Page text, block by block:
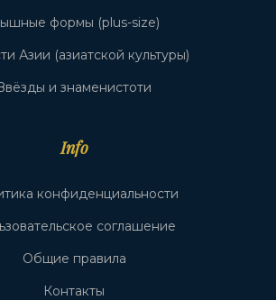
формы (plus-size)
Азии (азиатской культуры)
и знаменистоти
Info
конфиденциальности
соглашение
Общие правила
Контакты